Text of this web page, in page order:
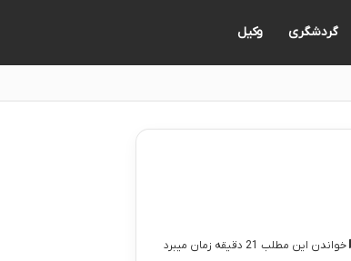
گردشگری وکیل
خواندن این مطلب 21 دقیقه زمان میبرد